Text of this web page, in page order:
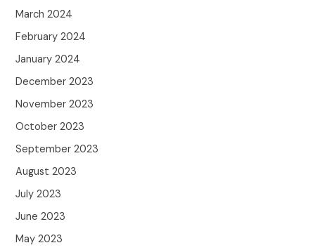
March 2024
February 2024
January 2024
December 2023
November 2023
October 2023
September 2023
August 2023
July 2023
June 2023
May 2023